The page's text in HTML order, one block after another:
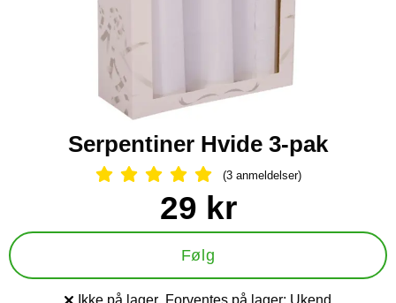
Serpentiner Hvide 3-pak
Anmeldelser: 5 Stjerne, Spring til
(3 anmeldelser)
Køb dette produkt Serpentiner Hvide 3-pak
pris
29 kr
Følg
Ikke på lager, Forventes på lager: Ukend